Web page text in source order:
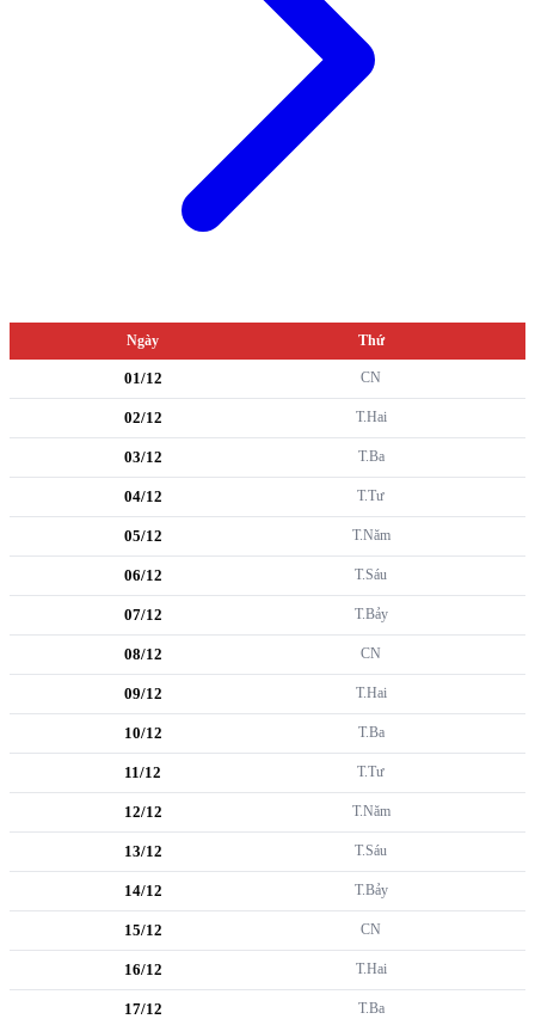
Ngày Thứ
01/12 CN
02/12 T.Hai
03/12 T.Ba
04/12 T.Tư
05/12 T.Năm
06/12 T.Sáu
07/12 T.Bảy
08/12 CN
09/12 T.Hai
10/12 T.Ba
11/12 T.Tư
12/12 T.Năm
13/12 T.Sáu
14/12 T.Bảy
15/12 CN
16/12 T.Hai
17/12 T.Ba